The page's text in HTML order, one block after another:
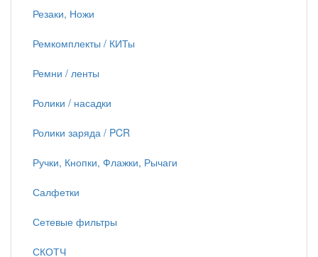
Резаки, Ножи
Ремкомплекты / КИТы
Ремни / ленты
Ролики / насадки
Ролики заряда / PCR
Ручки, Кнопки, Флажки, Рычаги
Салфетки
Сетевые фильтры
СКОТЧ